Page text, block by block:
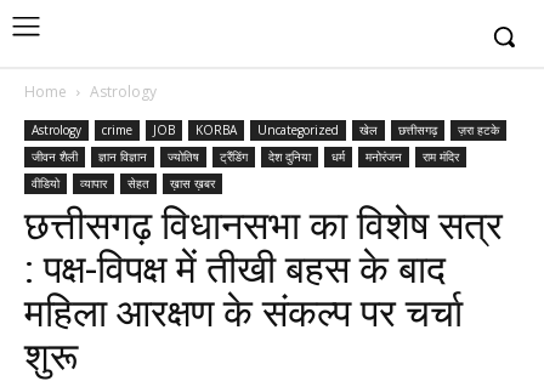
Home Astrology
Astrology crime JOB KORBA Uncategorized खेल छत्तीसगढ़
ज़रा हटके
जीवन शैली
ज्ञान विज्ञान ज्योतिष ट्रैंडिंग देश दुनिया धर्म मनोरंजन
राम मंदिर
वीडियो
व्यापार सेहत ख़ास ख़बर
छत्तीसगढ़ विधानसभा का विशेष सत्र
: पक्ष-विपक्ष में तीखी बहस के बाद
महिला आरक्षण के संकल्प पर चर्चा
शुरू